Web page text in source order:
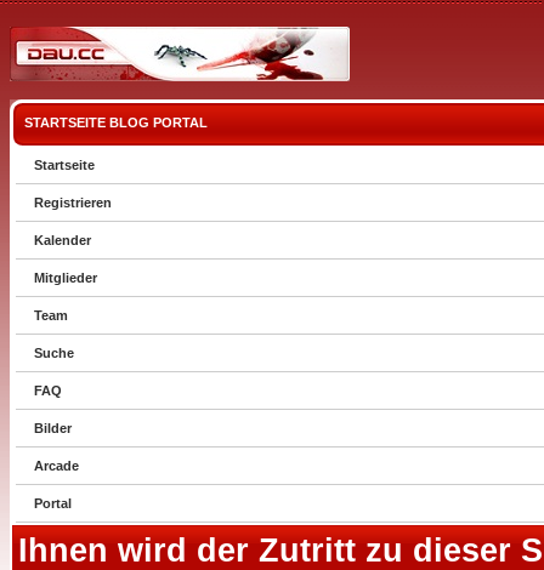
STARTSEITE BLOG PORTAL
Startseite
Registrieren
Kalender
Mitglieder
Team
Suche
FAQ
Bilder
Arcade
Portal
Ihnen wird der Zutritt zu dieser